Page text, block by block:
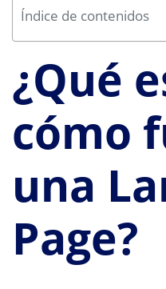
Índice de contenidos
¿Qué
cómo
una
Page?